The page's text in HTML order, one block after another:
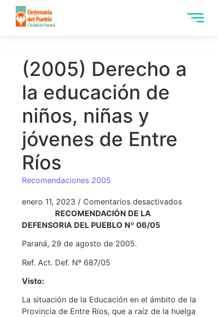
(2005) Derecho a
la educación de
niños, niñas y
jóvenes de Entre
Ríos
Recomendaciones 2005
enero 11, 2023 / Comentarios desactivados
RECOMENDACIÓN DE LA
DEFENSORIA DEL PUEBLO Nº 06/05
Paraná, 29 de agosto de 2005.
Ref. Act. Def. Nº 687/05
Visto:
La situación de la Educación en el ámbito de la
Provincia de Entre Ríos, que a raíz de la huelga